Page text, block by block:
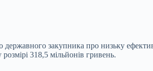
закупника про низьку
318,5 мільйонів гривень.